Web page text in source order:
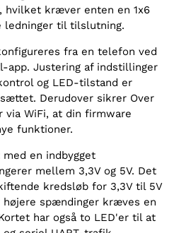
hvilket kræver enten en 1x6
ledninger til tilslutning.
fra en telefon ved
app. Justering af indstillinger
og LED-tilstand er
Derudover sikrer Over
via WiFi, at din firmware
funktioner.
en indbygget
mellem 3,3V og 5V. Det
kredsløb for 3,3V til 5V
højere spændinger kræves en
har også to LED'er til at